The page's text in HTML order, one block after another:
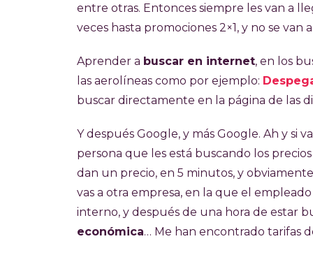
entre otras. Entonces siempre les van a
veces hasta promociones 2×1, y no se
Aprender a buscar en internet, en los
las aerolíneas como por ejemplo:
buscar directamente en la página de las
Y después Google, y más Google. Ah y si
persona que les está buscando los
dan un precio, en 5 minutos, y
vas a otra empresa, en la que el
interno, y después de una hora de estar
económica… Me han encontrado tarifas